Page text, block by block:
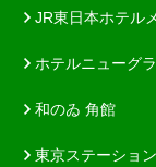
JR東日本ホテル
ホテルニューグ
和のゐ 角館
東京ステーショ